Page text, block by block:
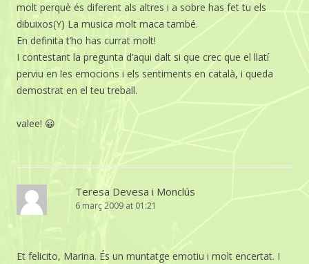
molt perquè és diferent als altres i a sobre has fet tu els
dibuixos(Y) La musica molt maca també.
En definita t’ho has currat molt!
I contestant la pregunta d’aqui dalt si que crec que el llatí
perviu en les emocions i els sentiments en català, i queda
demostrat en el teu treball.
valee! 😀
Teresa Devesa i Monclús
6 març 2009 at 01:21
Et felicito, Marina. És un muntatge emotiu i molt encertat. I